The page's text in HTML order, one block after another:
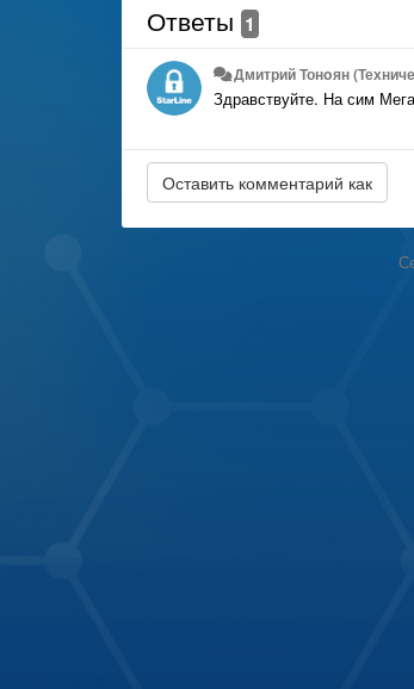
Ответы 1
Дмитрий Тонoян
Здравствуйте. На сим